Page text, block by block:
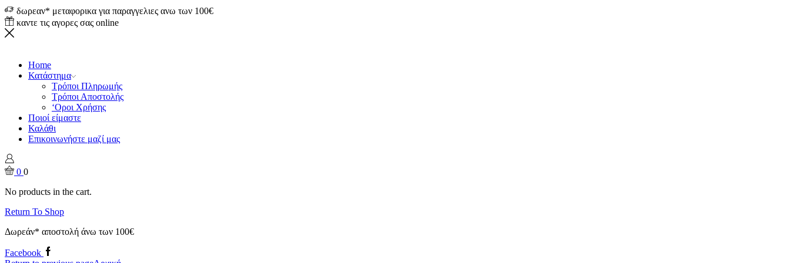
δωρεαν* μεταφορικα για παραγγελιες ανω των 100€
καντε τις αγορες σας online
Home
Κατάστημα
Τρόποι Πληρωμής
Τρόποι Αποστολής
‘Οροι Χρήσης
Ποιοί είμαστε
Καλάθι
Επικοινωνήστε μαζί μας
0 0
No products in the cart.
Return To Shop
Δωρεάν* αποστολή άνω των 100€
Facebook